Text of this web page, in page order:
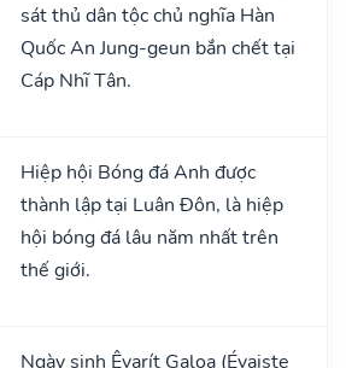
sát thủ dân tộc chủ nghĩa Hàn
Quốc An Jung-geun bắn chết tại
Cáp Nhĩ Tân.
Hiệp hội Bóng đá Anh được
thành lập tại Luân Đôn, là hiệp
hội bóng đá lâu năm nhất trên
thế giới.
Ngày sinh Êvarít Galoa (Évaiste